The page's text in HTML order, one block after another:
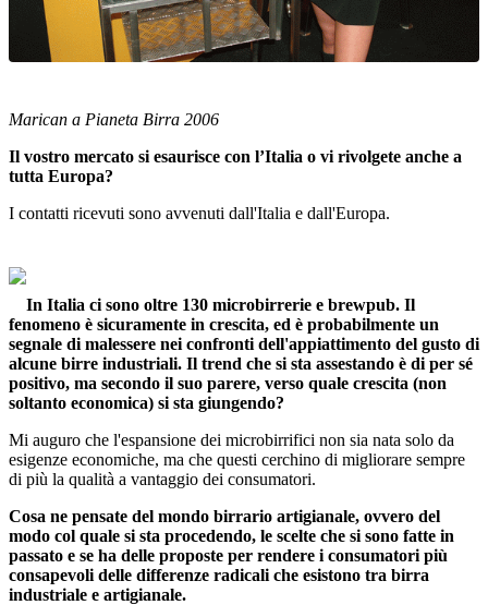
Marican a Pianeta Birra 2006
Il vostro mercato si esaurisce con l’Italia o vi rivolgete anche a
tutta Europa?
I contatti ricevuti sono avvenuti dall'Italia e dall'Europa.
In Italia ci sono oltre 130 microbirrerie e brewpub. Il
fenomeno è sicuramente in crescita, ed è probabilmente un
segnale di malessere nei confronti dell'appiattimento del gusto di
alcune birre industriali. Il trend che si sta assestando è di per sé
positivo, ma secondo il suo parere, verso quale crescita (non
soltanto economica) si sta giungendo?
Mi auguro che l'espansione dei microbirrifici non sia nata solo da
esigenze economiche, ma che questi cerchino di migliorare sempre
di più la qualità a vantaggio dei consumatori.
Cosa ne pensate del mondo birrario artigianale, ovvero del
modo col quale si sta procedendo, le scelte che si sono fatte in
passato e se ha delle proposte per rendere i consumatori più
consapevoli delle differenze radicali che esistono tra birra
industriale e artigianale.